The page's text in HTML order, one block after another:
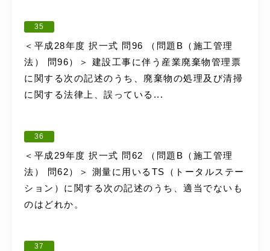
35
＜平成28年度 択一式 問96 （問題B（施工管理
法） 問96）＞ 建設工事に伴う産業廃棄物管理票
に関する次の記述のうち、廃棄物の処理及び清掃
に関する法律上、誤っている...
36
＜平成29年度 択一式 問62 （問題B（施工管理
法） 問62）＞ 測量に用いるTS（トータルステー
ション）に関する次の記述のうち、適当でないも
のはどれか。
37